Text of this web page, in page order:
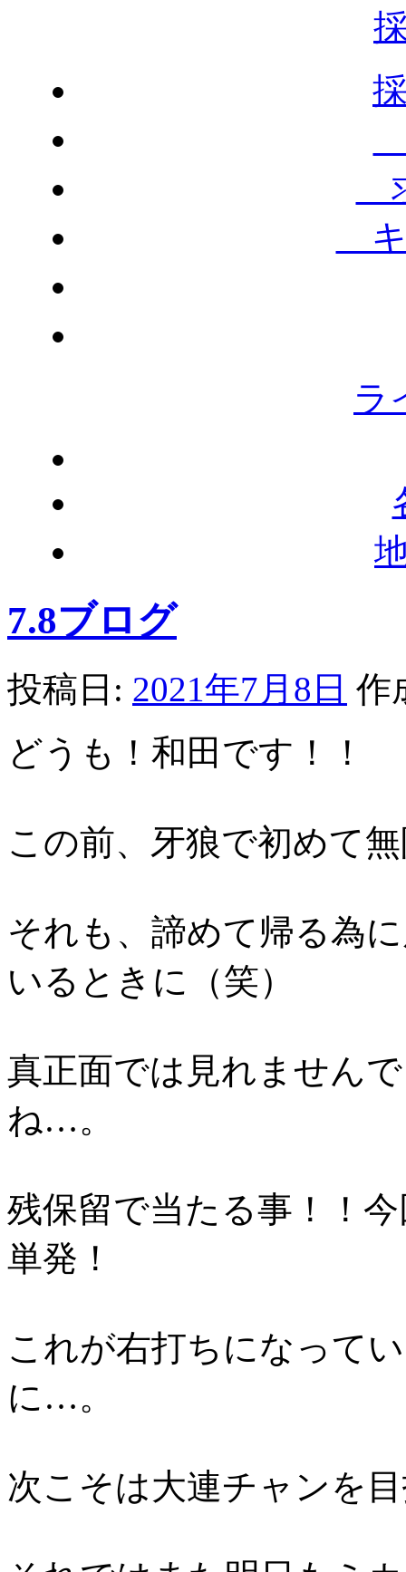
キ
ラ
7.8ブログ
投稿日: 2021年7月8日 作
どうも！和田です！！
この前、牙狼で初めて
それも、諦めて帰る為
いるときに（笑）
真正面では見れません
ね…。
残保留で当たる事！！
単発！
これが右打ちになって
に…。
次こそは大連チャンを